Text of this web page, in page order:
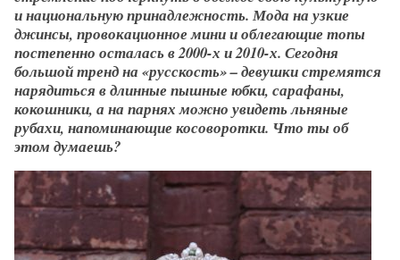
и национальную принадлежность. Мода на узкие
джинсы, провокационное мини и облегающие топы
постепенно осталась в 2000-х и 2010-х. Сегодня
большой тренд на «русскость» – девушки стремятся
нарядиться в длинные пышные юбки, сарафаны,
кокошники, а на парнях можно увидеть льняные
рубахи, напоминающие косоворотки. Что ты об
этом думаешь?